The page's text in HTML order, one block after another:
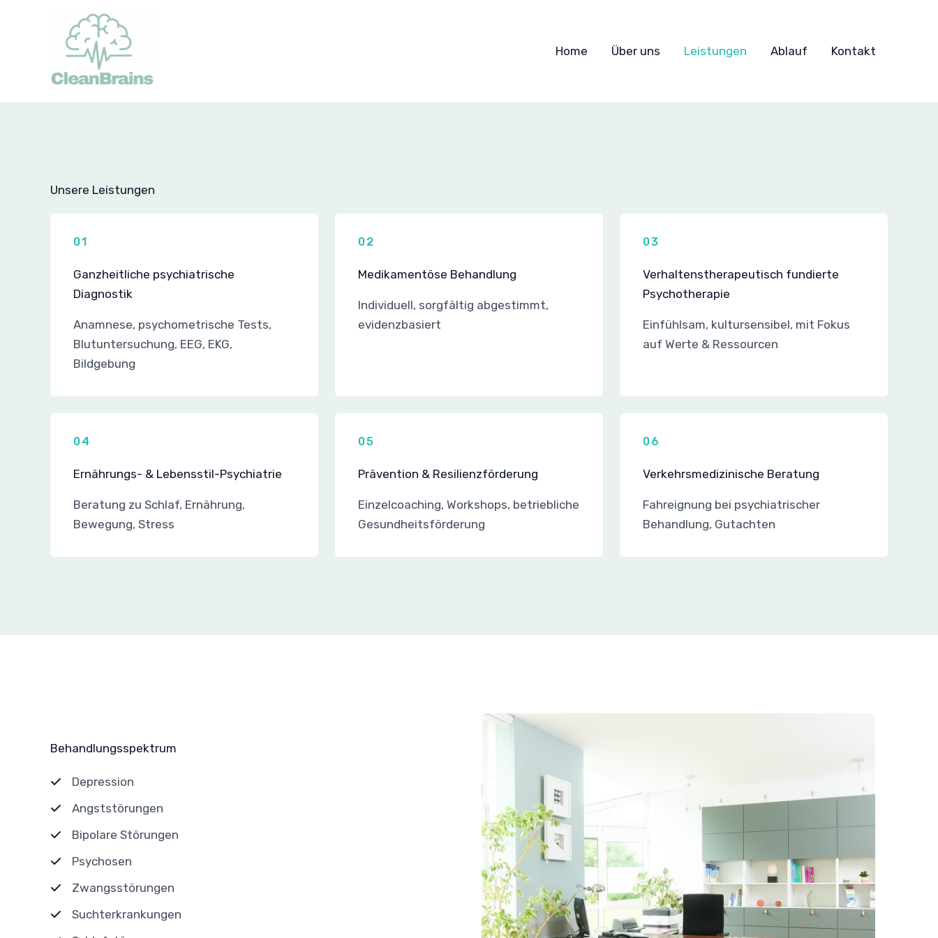
Home Über uns Leistungen Ablauf Kontakt
Unsere Leistungen
01
Ganzheitliche psychiatrische
Diagnostik
Anamnese, psychometrische Tests,
Blutuntersuchung, EEG, EKG,
Bildgebung
02
Medikamentöse Behandlung
Individuell, sorgfältig abgestimmt,
evidenzbasiert
03
Verhaltenstherapeutisch fundierte
Psychotherapie
Einfühlsam, kultursensibel, mit Fokus
auf Werte & Ressourcen
04
Ernährungs- & Lebensstil-Psychiatrie
Beratung zu Schlaf, Ernährung,
Bewegung, Stress
05
Prävention & Resilienzförderung
Einzelcoaching, Workshops, betriebliche
Gesundheitsförderung
06
Verkehrsmedizinische Beratung
Fahreignung bei psychiatrischer
Behandlung, Gutachten
Behandlungsspektrum
Depression
Angststörungen
Bipolare Störungen
Psychosen
Zwangsstörungen
Suchterkrankungen